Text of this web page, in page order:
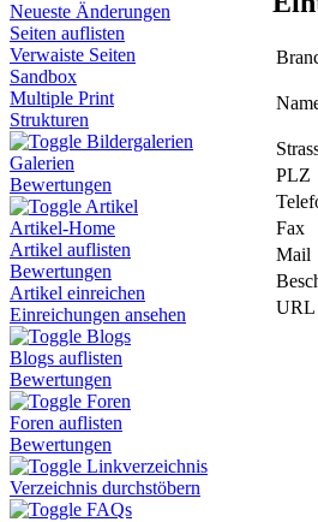
Neueste Änderungen
Seiten auflisten
Verwaiste Seiten
Sandbox
Multiple Print
Strukturen
Bildergalerien
Galerien
Bewertungen
Artikel
Artikel-Home
Artikel auflisten
Bewertungen
Artikel einreichen
Einreichungen ansehen
Blogs
Blogs auflisten
Bewertungen
Foren
Foren auflisten
Bewertungen
Linkverzeichnis
Verzeichnis durchstöbern
FAQs
PLZ
Fax
Mail
URL